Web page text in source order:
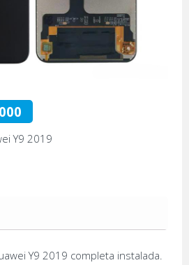
Y9 2019
Y9 2019 completa instalada.